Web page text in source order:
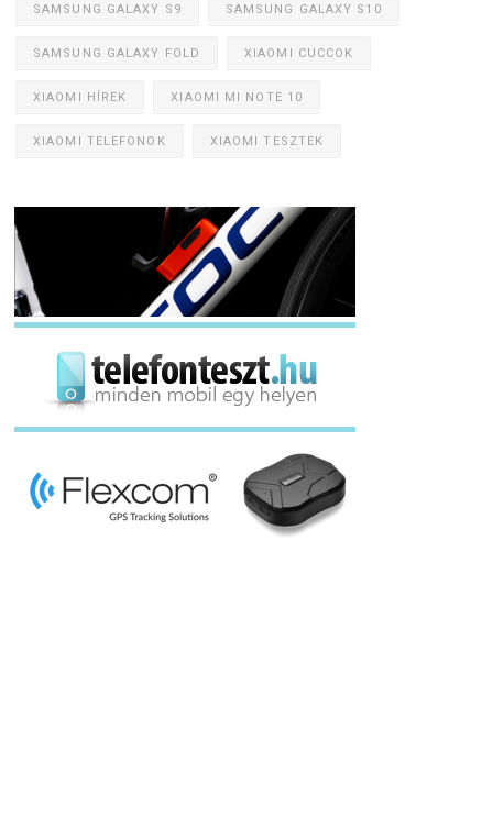
SAMSUNG GALAXY S9 SAMSUNG GALAXY S10
SAMSUNG GALAXY FOLD XIAOMI CUCCOK
XIAOMI HÍREK XIAOMI MI NOTE 10
XIAOMI TELEFONOK XIAOMI TESZTEK